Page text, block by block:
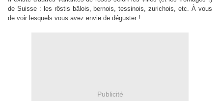
de Suisse : les röstis bâlois, bernois, tessinois, zurichois, etc. À vous
de voir lesquels vous avez envie de déguster !
Publicité